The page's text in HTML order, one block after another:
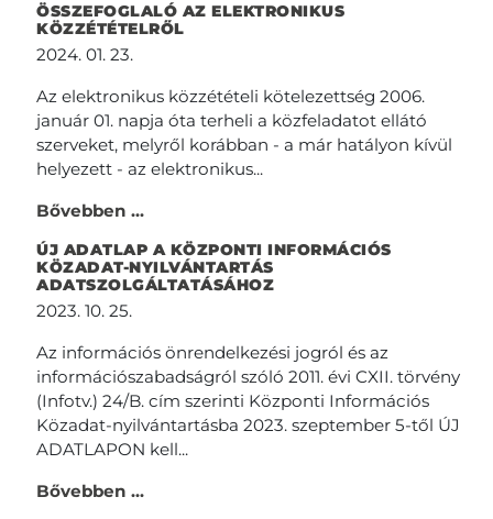
ÖSSZEFOGLALÓ AZ ELEKTRONIKUS
KÖZZÉTÉTELRŐL
2024. 01. 23.
Az elektronikus közzétételi kötelezettség 2006.
január 01. napja óta terheli a közfeladatot ellátó
szerveket, melyről korábban - a már hatályon kívül
helyezett - az elektronikus...
Bővebben ...
ÚJ ADATLAP A KÖZPONTI INFORMÁCIÓS
KÖZADAT-NYILVÁNTARTÁS
ADATSZOLGÁLTATÁSÁHOZ
2023. 10. 25.
Az információs önrendelkezési jogról és az
információszabadságról szóló 2011. évi CXII. törvény
(Infotv.) 24/B. cím szerinti Központi Információs
Közadat-nyilvántartásba 2023. szeptember 5-től ÚJ
ADATLAPON kell...
Bővebben ...